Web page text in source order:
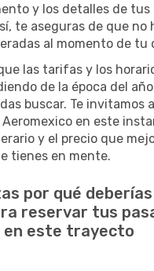
y los detalles de
te aseguras de que no
al momento de tu
las tarifas y los
de la época del
buscar. Te invitamos
Aeromexico en este
y el precio que
tienes en mente.
por qué
reservar tus
en este trayecto